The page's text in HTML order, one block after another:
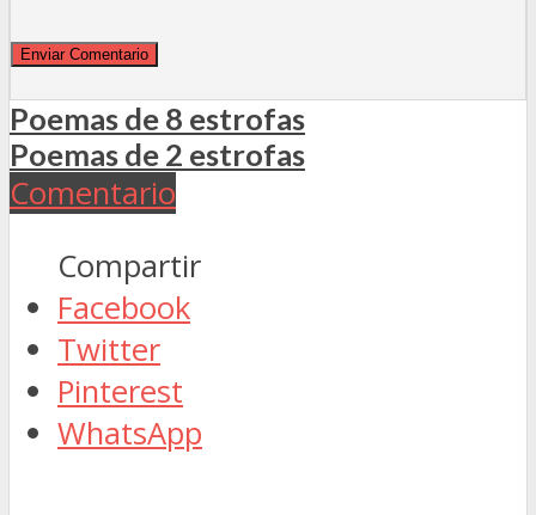
Poemas de 8 estrofas
Poemas de 2 estrofas
Comentario
Compartir
Facebook
Twitter
Pinterest
WhatsApp